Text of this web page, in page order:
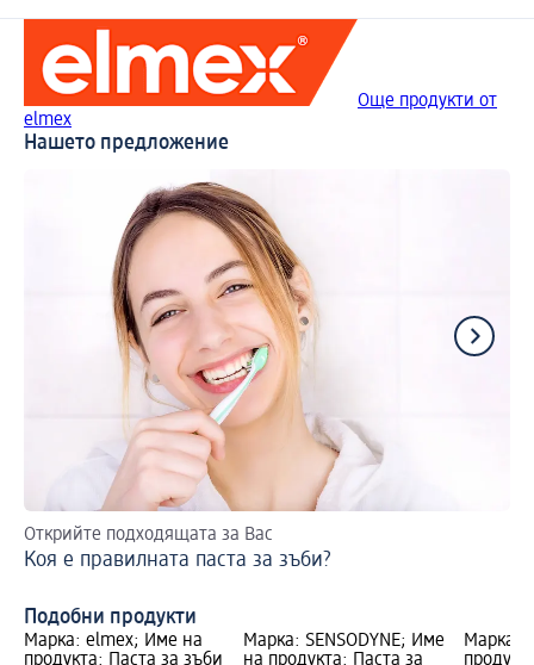
Още продукти от
elmex
Нашето предложение
Открийте подходящата за Вас
Коя е правилната паста за зъби?
Подобни продукти
Марка: elmex; Име на
продукта: Паста за зъби
Марка: SENSODYNE; Име
на продукта: Паста за
Марка: